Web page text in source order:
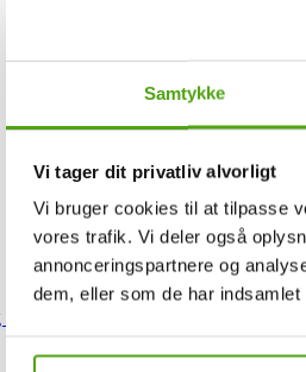
Samtykke
Vi tager dit privatliv alvorligt
Vi bruger cookies til at tilpasse
vores trafik. Vi deler også
annonceringspartnere og
dem, eller som de har